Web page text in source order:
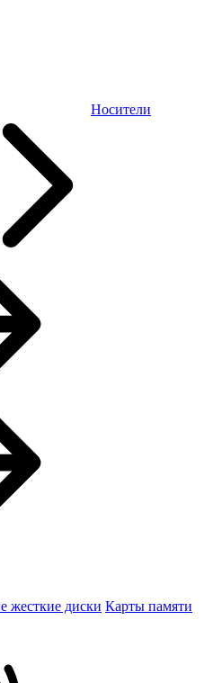
Носители
жесткие диски Карты памяти